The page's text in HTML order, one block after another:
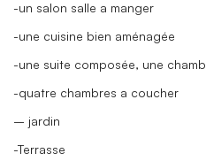
-un salon salle a manger
-une cuisine bien aménagée
-une suite composée, une
-quatre chambres a coucher
– jardin
-Terrasse